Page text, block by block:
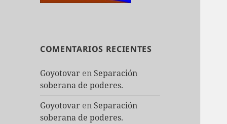
COMENTARIOS RECIENTES
Goyotovar en Separación
soberana de poderes.
Goyotovar en Separación
soberana de poderes.